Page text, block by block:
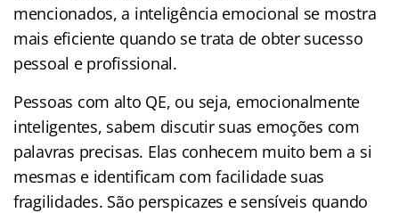
mencionados, a inteligência emocional se mostra
mais eficiente quando se trata de obter sucesso
pessoal e profissional.
Pessoas com alto QE, ou seja, emocionalmente
inteligentes, sabem discutir suas emoções com
palavras precisas. Elas conhecem muito bem a si
mesmas e identificam com facilidade suas
fragilidades. São perspicazes e sensíveis quando